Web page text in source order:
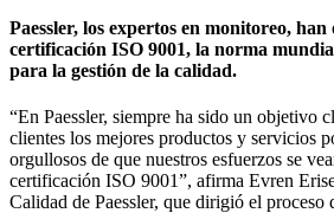
Paessler, los expertos en monitoreo, han
certificación ISO 9001, la norma
para la gestión de la calidad.
“En Paessler, siempre ha sido un objetivo
clientes los mejores productos y servicios
orgullosos de que nuestros esfuerzos se
certificación ISO 9001”, afirma Evren
Calidad de Paessler, que dirigió el proceso